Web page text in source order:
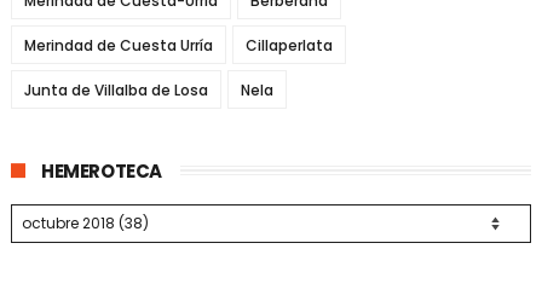
Merindad de Cuesta Urría Cillaperlata
Junta de Villalba de Losa Nela
HEMEROTECA